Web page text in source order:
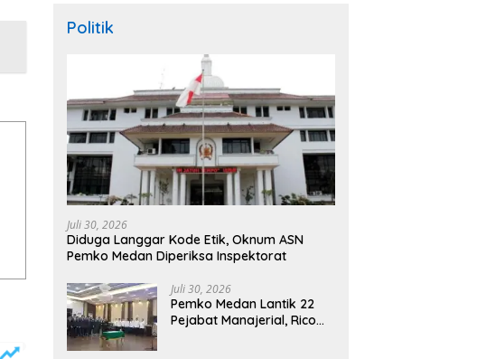
Politik
Juli 30, 2026
Diduga Langgar Kode Etik, Oknum ASN
Pemko Medan Diperiksa Inspektorat
Juli 30, 2026
Pemko Medan Lantik 22
Pejabat Manajerial, Rico